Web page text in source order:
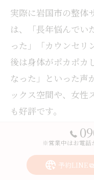
実際に岩国市の整体
は、「長年悩んでい
った」「カウンセリ
後は身体がポカポカ
なった」といった声
ックス空間や、女性
も好評です。
また、慢性的な肩こ
めて相談できたこと
例もあります。施術
※営業中はお電話
予約LINE